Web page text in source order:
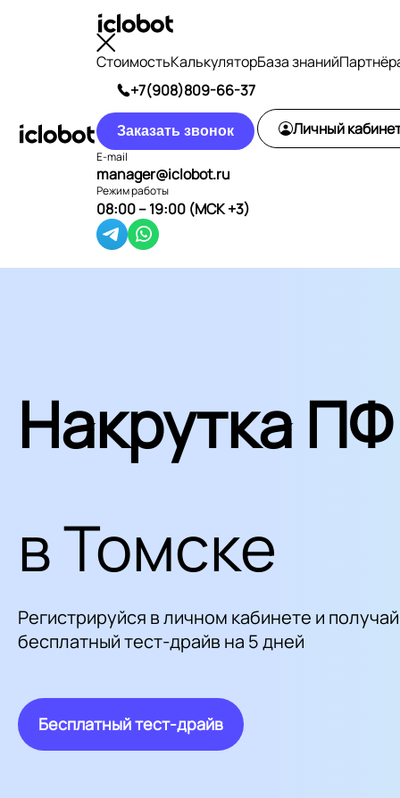
СтоимостьКалькуляторБаза знаний
+7(908)809-66-37
Заказать звонок Личный
E-mail
manager@iclobot.ru
Режим работы
08:00 – 19:00 (МСК +3)
Накрутка ПФ
в Томске
Регистрируйся в личном кабинете и получай
бесплатный тест-драйв на 5 дней
Бесплатный тест-драйв